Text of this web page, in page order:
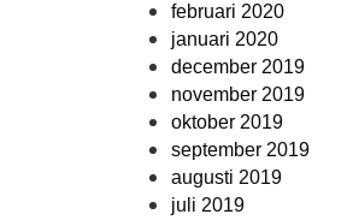
februari 2020
januari 2020
december 2019
november 2019
oktober 2019
september 2019
augusti 2019
juli 2019